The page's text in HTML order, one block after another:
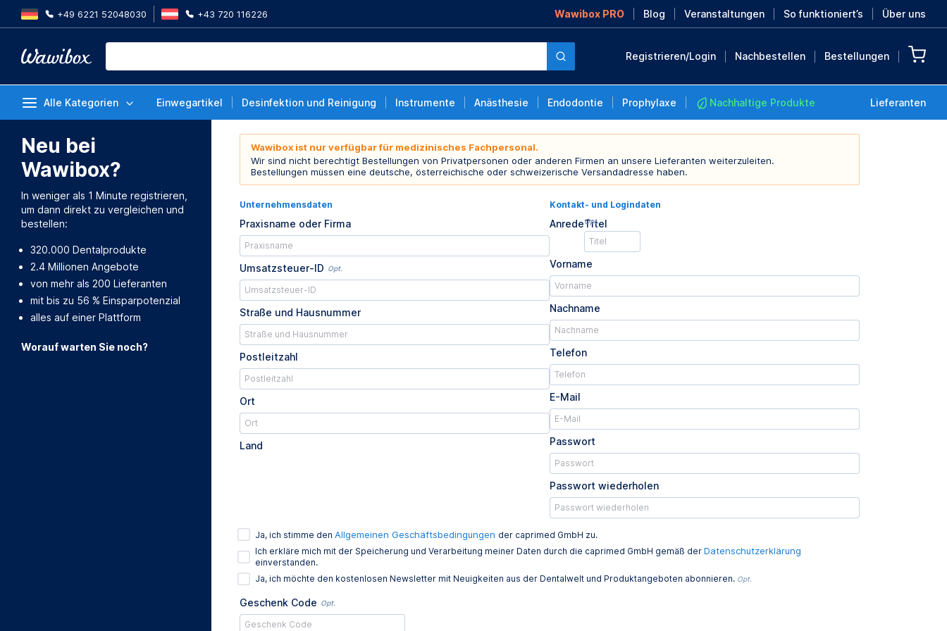
+49 6221 52048030 +43 720 116226 Wawibox PRO Blog Veranstaltungen So funktioniert’s Über uns
Registrieren/Login Nachbestellen Bestellungen
Alle Kategorien Einwegartikel Desinfektion und Reinigung Instrumente Anästhesie Endodontie Prophylaxe Nachhaltige Produkte Lieferanten
MEHR ENTDECKEN
Neu bei
Wawibox?
In weniger als 1 Minute registrieren,
um dann direkt zu vergleichen und
bestellen:
320.000 Dentalprodukte
2.4 Millionen Angebote
von mehr als 200 Lieferanten
mit bis zu 56 % Einsparpotenzial
alles auf einer Plattform
Worauf warten Sie noch?
Wawibox ist nur verfügbar für medizinisches Fachpersonal.
Wir sind nicht berechtigt Bestellungen von Privatpersonen oder anderen Firmen an unsere Lieferanten weiterzuleiten.
Bestellungen müssen eine deutsche, österreichische oder schweizerische Versandadresse haben.
Unternehmensdaten
Praxisname oder Firma
Umsatzsteuer-ID Opt.
Straße und Hausnummer
Postleitzahl
Ort
Land
Kontakt- und Logindaten
AnredeTitel
Opt.
Vorname
Nachname
Telefon
E-Mail
Passwort
Passwort wiederholen
Ja, ich stimme den Allgemeinen Geschäftsbedingungen der caprimed GmbH zu.
Ich erkläre mich mit der Speicherung und Verarbeitung meiner Daten durch die caprimed GmbH gemäß der Datenschutzerklärung
einverstanden.
Ja, ich möchte den kostenlosen Newsletter mit Neuigkeiten aus der Dentalwelt und Produktangeboten abonnieren. Opt.
Geschenk Code Opt.